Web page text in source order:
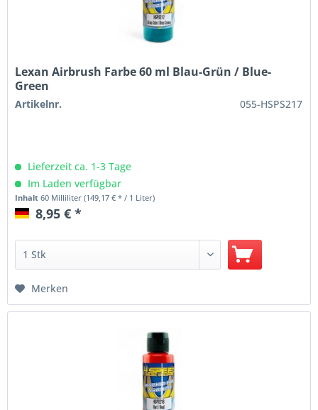
Lexan Airbrush Farbe 60 ml Blau-Grün / Blue-
Green
Artikelnr. 055-HSPS217
Lieferzeit ca. 1-3 Tage
Im Laden verfügbar
Inhalt60 Milliliter(149,17 € * / 1 Liter)
8,95 € *
Merken